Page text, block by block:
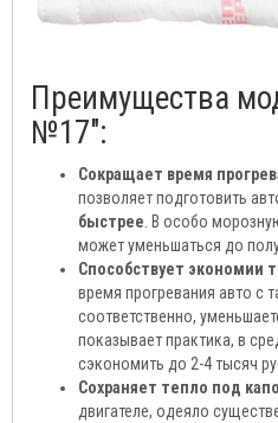
Преимущества
№17":
Сокращает время
позволяет подготовить
быстрее. В особо
может уменьшаться до
Способствует экономии
время прогревания авто с
соответственно,
показывает практика, в
сэкономить до 2-4 тысяч
Сохраняет тепло под
двигателе, одеяло